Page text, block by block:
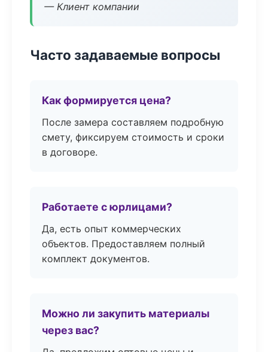
— Клиент компании
Часто задаваемые вопросы
Как формируется цена?
После замера составляем подробную
смету, фиксируем стоимость и сроки
в договоре.
Работаете с юрлицами?
Да, есть опыт коммерческих
объектов. Предоставляем полный
комплект документов.
Можно ли закупить материалы
через вас?